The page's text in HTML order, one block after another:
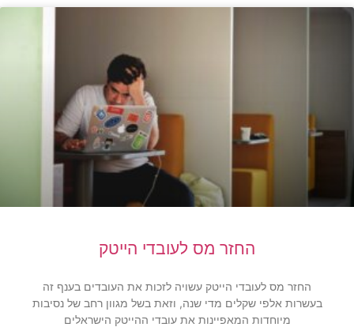
החזר מס לעובדי הייטק
החזר מס לעובדי הייטק עשויה לזכות את העובדים בענף זה
בעשרות אלפי שקלים מדי שנה, וזאת בשל מגוון רחב של נסיבות
מיוחדות המאפיינות את עובדי ההייטק הישראלים